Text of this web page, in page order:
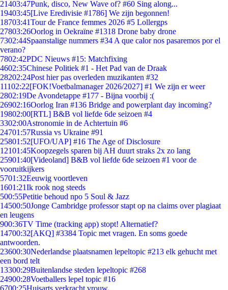
21403:47Punk, disco, New Wave of? #60 Sing along...
19403:45[Live Eredivisie #1786] We zijn begonnen!
18703:41Tour de France femmes 2026 #5 Lollergps
27803:26Oorlog in Oekraïne #1318 Drone baby drone
7302:44Spaanstalige nummers #34 A que calor nos pasaremos por el
verano?
7802:42PDC Nieuws #15: Matchfixing
4602:35Chinese Politiek #1 - Het Pad van de Draak
28202:24Post hier pas overleden muzikanten #32
11102:22[FOK!Voetbalmanager 2026/2027] #1 We zijn er weer
2802:19De Avondetappe #177 - Bijna voorbij :(
26902:16Oorlog Iran #136 Bridge and powerplant day incoming?
19802:00[RTL] B&B vol liefde 6de seizoen #4
3302:00Astronomie in de Achtertuin #6
24701:57Russia vs Ukraine #91
25801:52[UFO/UAP] #16 The Age of Disclosure
12101:45Koopzegels sparen bij AH duurt straks 2x zo lang
25901:40[Videoland] B&B vol liefde 6de seizoen #1 voor de
vooruitkijkers
5701:32Eeuwig voortleven
1601:21Ik rook nog steeds
500:55Petitie behoud npo 5 Soul & Jazz
14500:50Jonge Cambridge professor stapt op na claims over plagiaat
en leugens
900:36TV Time (tracking app) stopt! Alternatief?
14700:32[AKQ] #3384 Topic met vragen. En soms goede
antwoorden.
23600:30Nederlandse plaatsnamen lepeltopic #213 elk gehucht met
een bord telt
13300:29Buitenlandse steden lepeltopic #268
24900:28Voetballers lepel topic #16
6700:25Huisarts verkracht vrouw.